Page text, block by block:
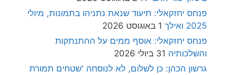
פנחס יחזקאלי: תיעוד שנאת נתניהו בתמונות, מיולי
2025 ואילך
1 באוגוסט 2026
פנחס יחזקאלי: אוסף ממים על ההתנתקות
והשלכותיה 31 ביולי 2026
גרשון הכהן: כן לשלום, לא לנוסחה 'שטחים תמורת